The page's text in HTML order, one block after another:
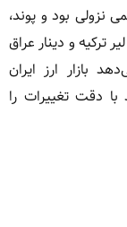
نزولی بود و پوند،
ترکیه و دینار عراق
بازار ارز ایران
دقت تغییرات را